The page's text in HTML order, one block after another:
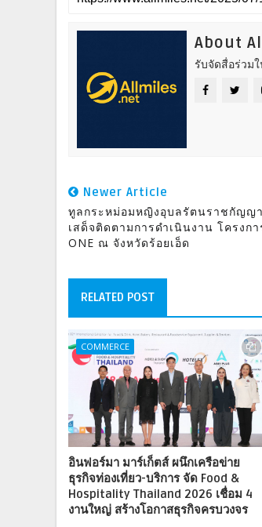
About
รับจัดสื่อร่วม
Newer Article
ทูลกระหม่อมหญิงอุบลรัตนราชกัญญ
เสด็จติดตามการดำเนินงาน โครงกา
ONE ณ จังหวัดร้อยเอ็ด
RELATED POST
COMMERCE
อินฟอร์มา มาร์เก็ตส์ ผนึกเครือข่าย
ธุรกิจท่องเที่ยว-บริการ จัด Food &
Hospitality Thailand 2026 เชื่อม 4
งานใหญ่ สร้างโอกาสธุรกิจครบวงจร